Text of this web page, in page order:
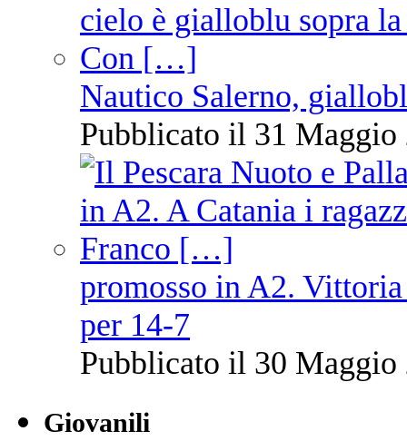
Nautico Salerno,
Pubblicato il 31 Maggio
promosso in A2.
per 14-7
Pubblicato il 30 Maggio
Giovanili